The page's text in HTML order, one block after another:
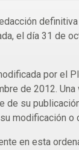
el día 31 de
por el
de 2012.
de su
modificación o
en esta